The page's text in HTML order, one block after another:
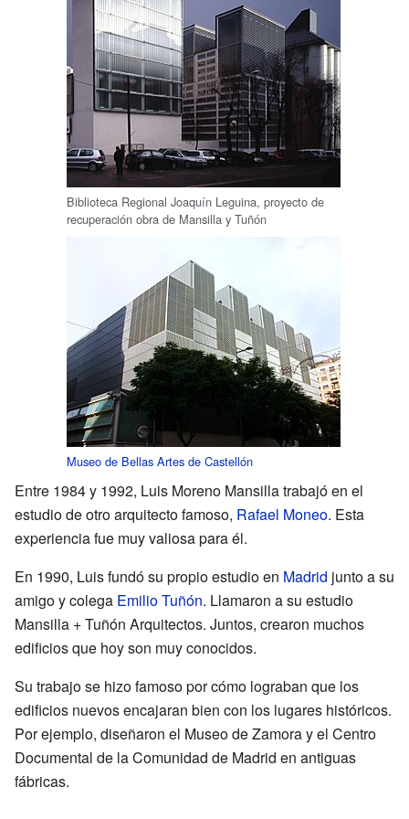
Biblioteca Regional Joaquín Leguina, proyecto de
recuperación obra de Mansilla y Tuñón
Museo de Bellas Artes de Castellón
Entre 1984 y 1992, Luis Moreno Mansilla trabajó en el
estudio de otro arquitecto famoso, Rafael Moneo. Esta
experiencia fue muy valiosa para él.
En 1990, Luis fundó su propio estudio en Madrid junto a su
amigo y colega Emilio Tuñón. Llamaron a su estudio
Mansilla + Tuñón Arquitectos. Juntos, crearon muchos
edificios que hoy son muy conocidos.
Su trabajo se hizo famoso por cómo lograban que los
edificios nuevos encajaran bien con los lugares históricos.
Por ejemplo, diseñaron el Museo de Zamora y el Centro
Documental de la Comunidad de Madrid en antiguas
fábricas.